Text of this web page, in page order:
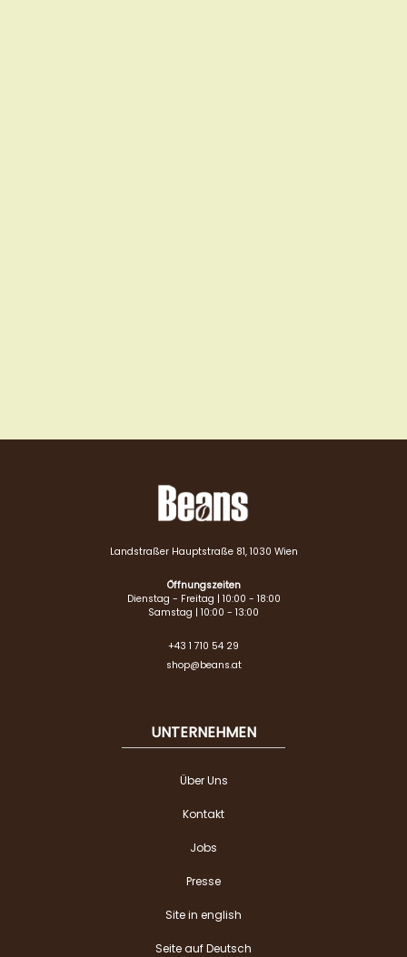
Landstraßer Hauptstraße 81, 1030 Wien
Öffnungszeiten
Dienstag - Freitag | 10:00 - 18:00
Samstag | 10:00 - 13:00
+43 1 710 54 29
shop@beans.at
UNTERNEHMEN
Über Uns
Kontakt
Jobs
Presse
Site in english
Seite auf Deutsch